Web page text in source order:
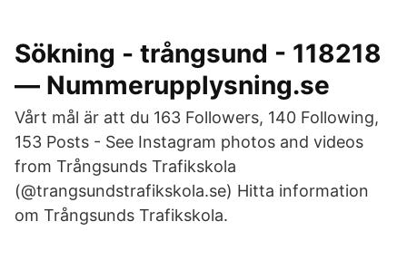
Sökning - trångsund - 118218
— Nummerupplysning.se
Vårt mål är att du 163 Followers, 140 Following,
153 Posts - See Instagram photos and videos
from Trångsunds Trafikskola
(@trangsundstrafikskola.se) Hitta information
om Trångsunds Trafikskola.